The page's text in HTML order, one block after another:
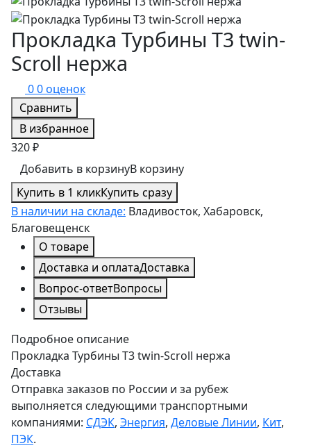
Прокладка Турбины T3 twin-
Scroll нержа
00 оценок
Сравнить
В избранное
320 ₽
Добавить в корзинуВ корзину
Купить в 1 кликКупить сразу
В наличии на складе: Владивосток, Хабаровск,
Благовещенск
О товаре
Доставка и оплатаДоставка
Вопрос-ответВопросы
Отзывы
Подробное описание
Прокладка Турбины T3 twin-Scroll нержа
Доставка
Отправка заказов по России и за рубеж
выполняется следующими транспортными
компаниями: СДЭК, Энергия, Деловые Линии, Кит,
ПЭК.